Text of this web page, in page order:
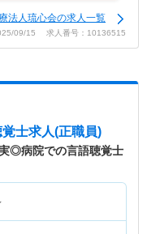
法人琉心会の求人一覧
09/15 求人番号：10136515
士求人(正職員)
◎病院での言語聴覚士